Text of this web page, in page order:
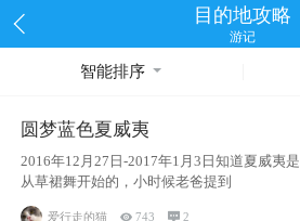
目的地攻略
游记
智能排序
圆梦蓝色夏威夷
2016年12月27日-2017年1月3日知道夏威夷是
从草裙舞开始的，小时候老爸提到
爱行走的猫 743 2